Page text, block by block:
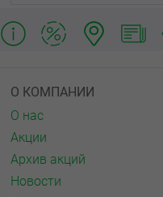
О КОМПАНИИ
О нас
Акции
Архив акций
Новости